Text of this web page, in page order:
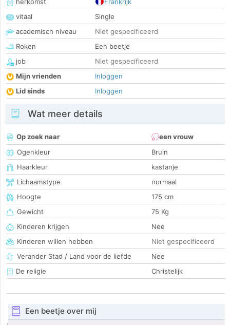
vitaal
Single
academisch niveau
Niet gespecificeerd
Roken
Een beetje
job
Niet gespecificeerd
Mijn vrienden
Inloggen
Lid sinds
Inloggen
Wat meer details
Op zoek naar
een vrouw
Ogenkleur
Bruin
Haarkleur
kastanje
Lichaamstype
normaal
Hoogte
175 cm
Gewicht
75 Kg
Kinderen krijgen
Nee
Kinderen willen hebben
Niet gespecificeerd
Verander Stad / Land voor de liefde
Nee
De religie
Christelijk
Een beetje over mij